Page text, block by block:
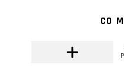
CO